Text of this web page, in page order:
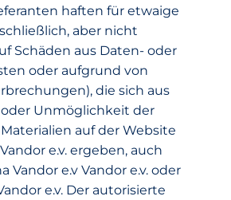
haften für etwaige
aber nicht
Schäden aus Daten- oder
oder aufgrund von
die sich aus
Unmöglichkeit der
auf der Website
e.v. ergeben, auch
Vandor e.v Vandor e.v. oder
e.v. Der autorisierte